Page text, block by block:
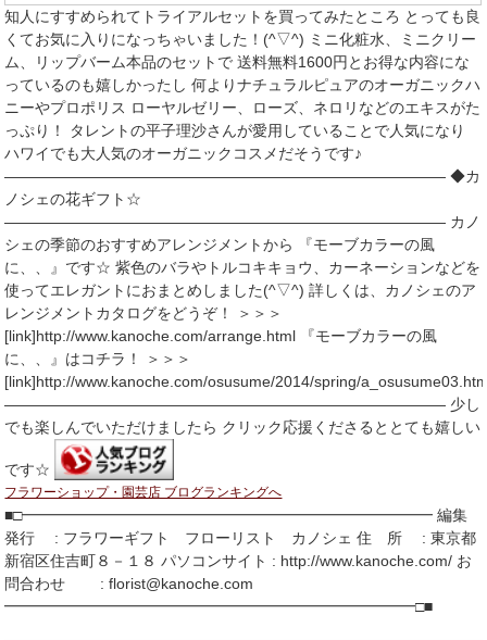
知人にすすめられてトライアルセットを買ってみたところ とっても良
くてお気に入りになっちゃいました！(^▽^) ミニ化粧水、ミニクリー
ム、リップバーム本品のセットで 送料無料1600円とお得な内容にな
っているのも嬉しかったし 何よりナチュラルピュアのオーガニックハ
ニーやプロポリス ローヤルゼリー、ローズ、ネロリなどのエキスがた
っぷり！ タレントの平子理沙さんが愛用していることで人気になり
ハワイでも大人気のオーガニックコスメだそうです♪
――――――――――――――――――――――――――――― ◆カ
ノシェの花ギフト☆
――――――――――――――――――――――――――――― カノ
シェの季節のおすすめアレンジメントから 『モーブカラーの風
に、、』です☆ 紫色のバラやトルコキキョウ、カーネーションなどを
使ってエレガントにおまとめしました(^▽^) 詳しくは、カノシェのア
レンジメントカタログをどうぞ！ ＞＞＞
[link]http://www.kanoche.com/arrange.html 『モーブカラーの風
に、、』はコチラ！ ＞＞＞
[link]http://www.kanoche.com/osusume/2014/spring/
――――――――――――――――――――――――――――― 少し
でも楽しんでいただけましたら クリック応援くださるととても嬉しい
です☆
フラワーショップ・園芸店 ブログランキングへ
■□━━━━━━━━━━━━━━━━━━━━━━━━━━━ 編集
発行 : フラワーギフト フローリスト カノシェ 住 所 : 東京都
新宿区住吉町８－１８ パソコンサイト : http://www.kanoche.com/ お
問合わせ : florist@kanoche.com
━━━━━━━━━━━━━━━━━━━━━━━━━━━□■